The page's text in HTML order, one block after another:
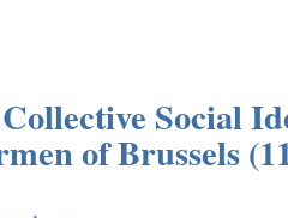
Social
of Brussels